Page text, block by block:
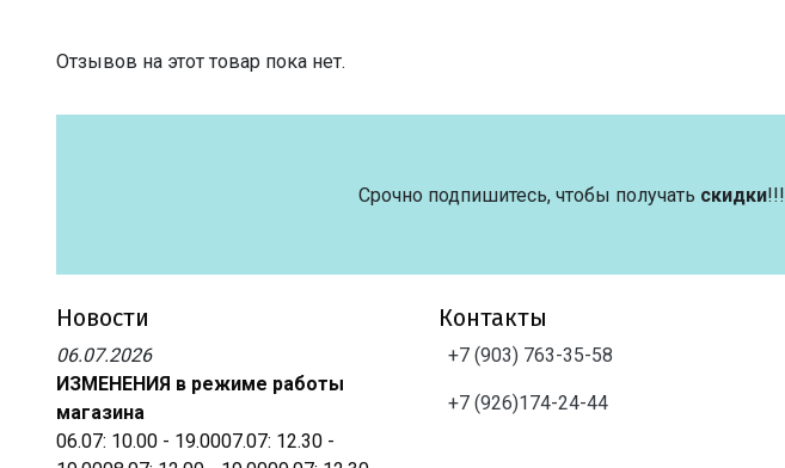
Отзывов на этот товар пока нет.
Срочно подпишитесь, чтобы получать скидки!!!
Новости
06.07.2026
ИЗМЕНЕНИЯ в режиме работы
магазина
06.07: 10.00 - 19.0007.07: 12.30 -
Контакты
+7 (903) 763-35-58
+7 (926)174-24-44